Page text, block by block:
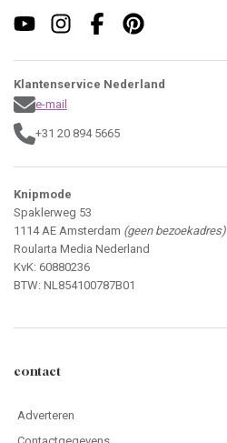
Klantenservice Nederland
e-mail
+31 20 894 5665
Knipmode
Spaklerweg 53
1114 AE Amsterdam (geen bezoekadres)
Roularta Media Nederland
KvK: 60880236
BTW: NL854100787B01
contact
Adverteren